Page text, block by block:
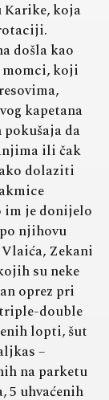
Karike, koja
došla kao
momci, koji
kapetana
da
ili čak
dolaziti
je donijelo
njihovu
Zekani
su neke
oprez pri
double
lopti, šut
–
na parketu
5 uhvaćenih